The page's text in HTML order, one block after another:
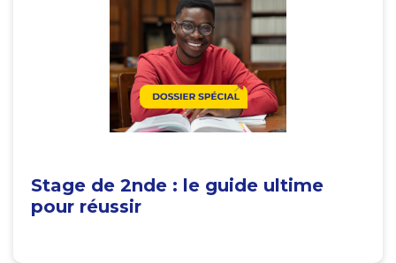
Stage de 2nde : le guide ultime
pour réussir